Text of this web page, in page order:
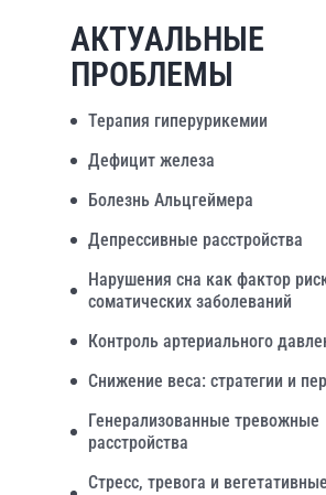
АКТУАЛЬНЫЕ
ПРОБЛЕМЫ
Терапия гиперурикемии
Дефицит железа
Болезнь Альцгеймера
Депрессивные расстройства
Нарушения сна как фактор
соматических заболеваний
Контроль артериального
Снижение веса: стратегии и
Генерализованные тревожные
расстройства
Стресс, тревога и вегетативные